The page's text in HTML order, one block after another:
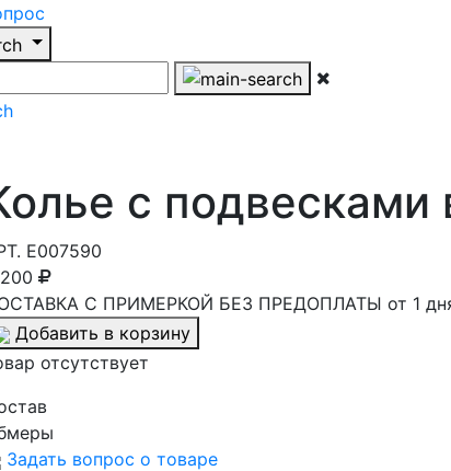
с подвесками
E007590
С ПРИМЕРКОЙ БЕЗ ПРЕДОПЛАТЫ от 1
Добавить в корзину
отсутствует
Задать вопрос о товаре